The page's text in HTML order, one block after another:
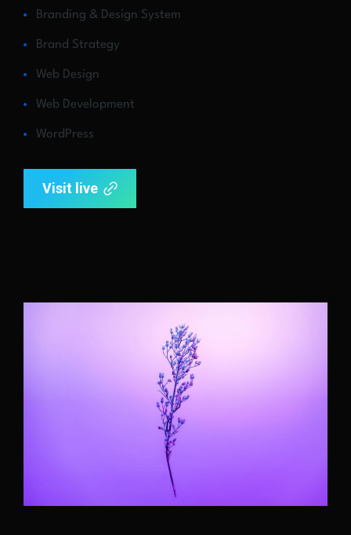
Branding & Design System
Brand Strategy
Web Design
Web Development
WordPress
Visit live